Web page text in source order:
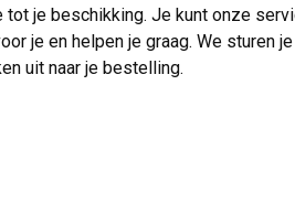
je beschikking. Je kunt onze
je en helpen je graag. We sturen
uit naar je bestelling.